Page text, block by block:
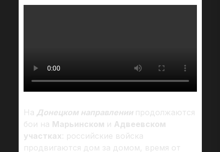
На Донецком направлении продолжаются
бои на Марьинском и Адвеевском
участках: российские войска
продвигаются дом за домом, время от